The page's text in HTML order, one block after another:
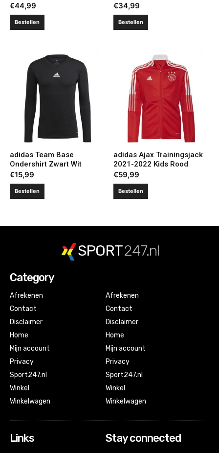
€44,99
Bestellen
€34,99
Bestellen
adidas Team Base
Ondershirt Zwart Wit
€15,99
Bestellen
adidas Ajax Trainingsjack
2021-2022 Kids Rood
€59,99
Bestellen
SPORT247.nl
Category
Afrekenen
Contact
Disclaimer
Home
Mijn account
Privacy
Sport247.nl
Winkel
Winkelwagen
Afrekenen
Contact
Disclaimer
Home
Mijn account
Privacy
Sport247.nl
Winkel
Winkelwagen
Links Stay connected